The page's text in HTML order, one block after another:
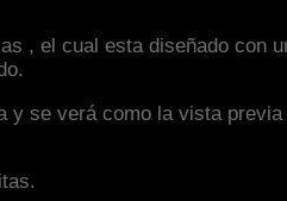
, el cual esta diseñado con
se verá como la vista